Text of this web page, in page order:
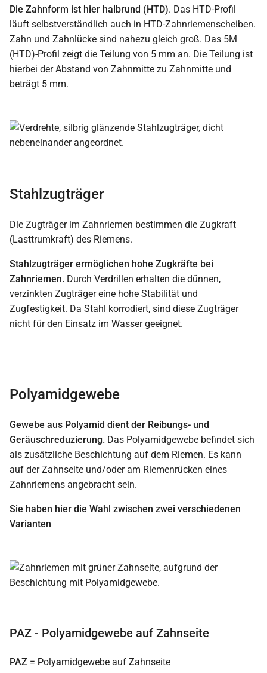
Die Zahnform ist hier halbrund (HTD). Das HTD-Profil
läuft selbstverständlich auch in HTD-Zahnriemenscheiben.
Zahn und Zahnlücke sind nahezu gleich groß. Das 5M
(HTD)-Profil zeigt die Teilung von 5 mm an. Die Teilung ist
hierbei der Abstand von Zahnmitte zu Zahnmitte und
beträgt 5 mm.
Stahlzugträger
Die Zugträger im Zahnriemen bestimmen die Zugkraft
(Lasttrumkraft) des Riemens.
Stahlzugträger ermöglichen hohe Zugkräfte bei
Zahnriemen. Durch Verdrillen erhalten die dünnen,
verzinkten Zugträger eine hohe Stabilität und
Zugfestigkeit. Da Stahl korrodiert, sind diese Zugträger
nicht für den Einsatz im Wasser geeignet.
Polyamidgewebe
Gewebe aus Polyamid dient der Reibungs- und
Geräuschreduzierung. Das Polyamidgewebe befindet sich
als zusätzliche Beschichtung auf dem Riemen. Es kann
auf der Zahnseite und/oder am Riemenrücken eines
Zahnriemens angebracht sein.
Sie haben hier die Wahl zwischen zwei verschiedenen
Varianten
PAZ - Polyamidgewebe auf Zahnseite
PAZ = Polyamidgewebe auf Zahnseite